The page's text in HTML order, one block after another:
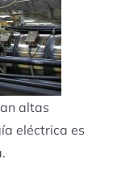
altas
eléctrica es